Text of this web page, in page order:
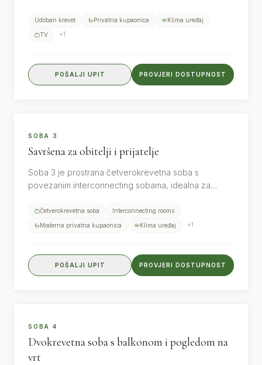
Plitvičkih jezera.
Udoban krevet Privatna kupaonica Klima uređaj
TV +1
POŠALJI UPIT PROVJERI DOSTUPNOST
SOBA 3
Savršena za obitelji i prijatelje
Soba 3 je prostrana četverokrevetna soba s
povezanim interconnecting sobama, idealna za
zadržati privatnost. Toplina drveta, udobni kreveti i
vlastita kupaonica čine boravak potpunim.
Četverokrevetna soba Interconnecting rooms
Moderna privatna kupaonica Klima uređaj +1
POŠALJI UPIT PROVJERI DOSTUPNOST
SOBA 4
Dvokrevetna soba s balkonom i pogledom na
vrt